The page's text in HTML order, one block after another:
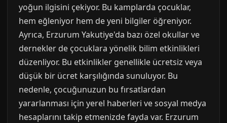
yoğun ilgisini çekiyor. Bu kamplarda çocuklar,
hem eğleniyor hem de yeni bilgiler öğreniyor.
Ayrıca, Erzurum Yakutiye'da bazı özel okullar ve
dernekler de çocuklara yönelik bilim etkinlikleri
düzenliyor. Bu etkinlikler genellikle ücretsiz veya
düşük bir ücret karşılığında sunuluyor. Bu
nedenle, çocuğunuzun bu fırsatlardan
yararlanması için yerel haberleri ve sosyal medya
hesaplarını takip etmenizde fayda var. Erzurum